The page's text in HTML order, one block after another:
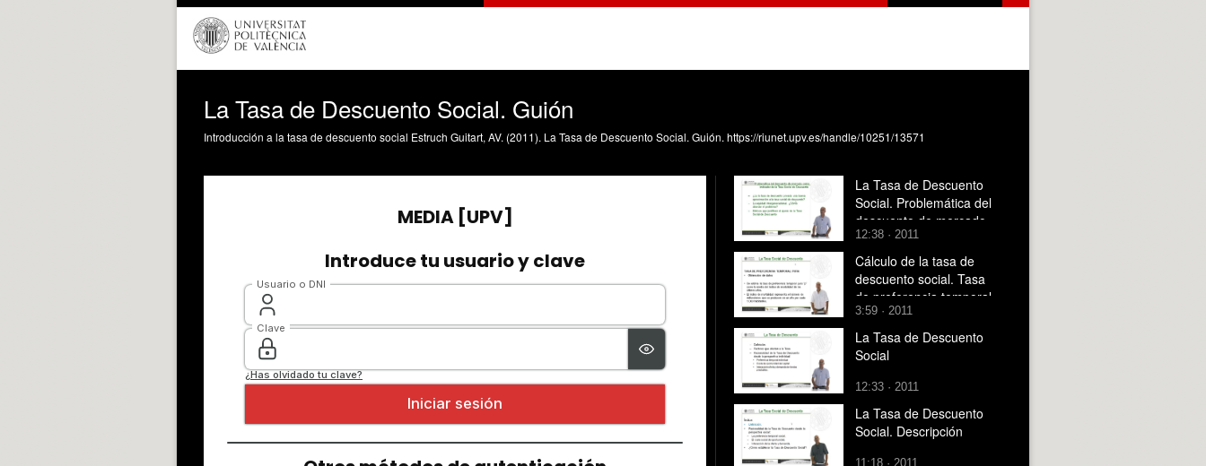
La Tasa de Descuento Social. Guión
Introducción a la tasa de descuento social Estruch Guitart, AV. (2011). La Tasa de Descuento Social. Guión. https://riunet.upv.es/handle/10251/13571
La Tasa de Descuento
Social. Problemática del
descuento de mercado
12:38 · 2011
Cálculo de la tasa de
descuento social. Tasa
de preferencia temporal
pura
3:59 · 2011
La Tasa de Descuento
Social
12:33 · 2011
La Tasa de Descuento
Social. Descripción
11:18 · 2011